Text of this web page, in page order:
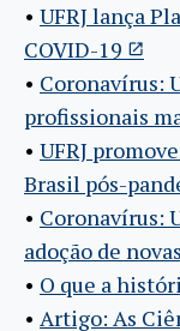
• UFRJ lança
COVID-19
• Coronavírus:
profissionais
• UFRJ
Brasil pós-
• Coronavírus:
adoção de
• O que a
• Artigo: As